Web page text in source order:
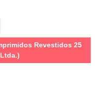
Revestidos 25